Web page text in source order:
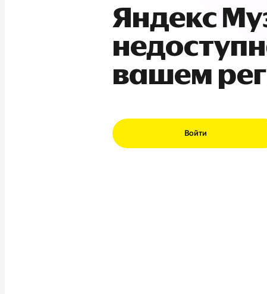
Яндекс
вашем
Войти